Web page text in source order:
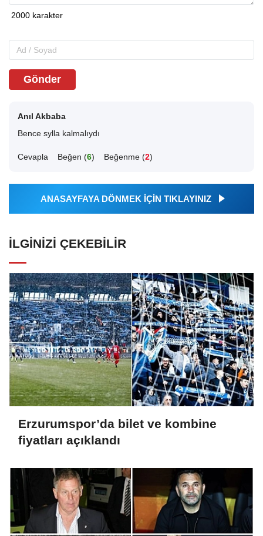
Gönder
Anıl Akbaba
Bence sylla kalmalıydı
Cevapla Beğen (6) Beğenme (2)
ANASAYFAYA DÖNMEK İÇİN TIKLAYINIZ
İLGINIZI ÇEKEBILIR
Erzurumspor’da bilet ve kombine
fiyatları açıklandı